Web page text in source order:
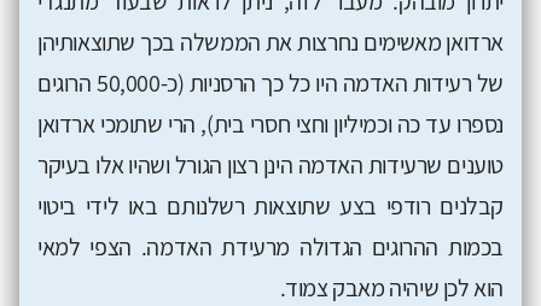
ארדואן מאשימים נחרצות את הממשלה בכך שתוצאותיהן
של רעידות האדמה היו כל כך הרסניות (כ-50,000 הרוגים
נספרו עד כה וכמיליון וחצי חסרי בית), הרי שתומכי ארדואן
טוענים שרעידות האדמה הינן רצון הגורל ושהיו אלו בעיקר
קבלנים רודפי בצע שתוצאות רשלנותם באו לידי ביטוי
בכמות ההרוגים הגדולה מרעידת האדמה. הצפי למאי
הוא לכן שיהיה מאבק צמוד.